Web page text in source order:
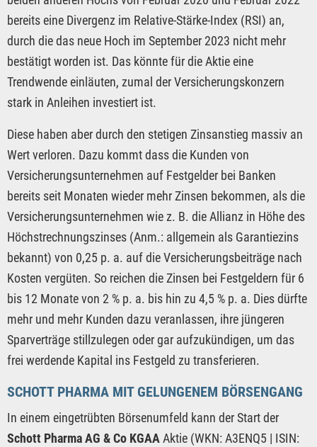
bereits eine Divergenz im Relative-Stärke-Index (RSI) an,
durch die das neue Hoch im September 2023 nicht mehr
bestätigt worden ist. Das könnte für die Aktie eine
Trendwende einläuten, zumal der Versicherungskonzern
stark in Anleihen investiert ist.
Diese haben aber durch den stetigen Zinsanstieg massiv an
Wert verloren. Dazu kommt dass die Kunden von
Versicherungsunternehmen auf Festgelder bei Banken
bereits seit Monaten wieder mehr Zinsen bekommen, als die
Versicherungsunternehmen wie z. B. die Allianz in Höhe des
Höchstrechnungszinses (Anm.: allgemein als Garantiezins
bekannt) von 0,25 p. a. auf die Versicherungsbeiträge nach
Kosten vergüten. So reichen die Zinsen bei Festgeldern für 6
bis 12 Monate von 2 % p. a. bis hin zu 4,5 % p. a. Dies dürfte
mehr und mehr Kunden dazu veranlassen, ihre jüngeren
Sparverträge stillzulegen oder gar aufzukündigen, um das
frei werdende Kapital ins Festgeld zu transferieren.
SCHOTT PHARMA MIT GELUNGENEM BÖRSENGANG
In einem eingetrübten Börsenumfeld kann der Start der
Schott Pharma AG & Co KGAAAktie (WKN: A3ENQ5 | ISIN: